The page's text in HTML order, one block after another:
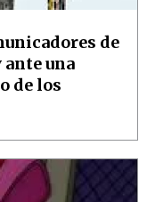
de
una
de los